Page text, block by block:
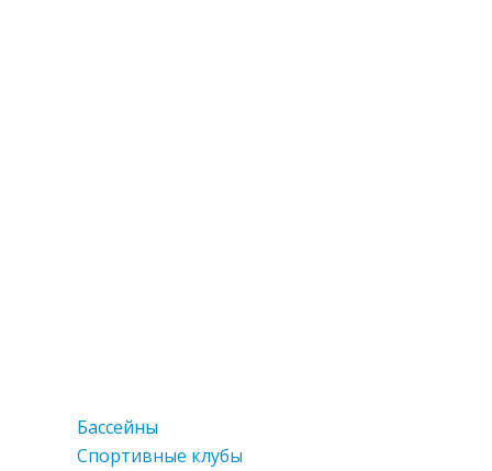
Бассейны
Спортивные клубы